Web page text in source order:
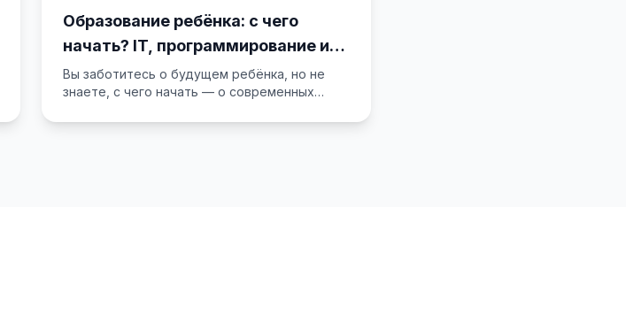
Образование ребёнка: с чего
начать? IT, программирование и
английский — опора на будущее
Вы заботитесь о будущем ребёнка, но не
знаете, с чего начать — о современных
IT Academy для детей и подростков.